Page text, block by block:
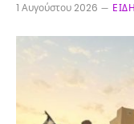
1 Αυγούστου 2026